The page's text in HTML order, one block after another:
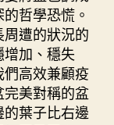
哲學恐慌。
遭的狀況的
加、穩失
高效兼顧疫
美對稱的盆
葉子比右邊